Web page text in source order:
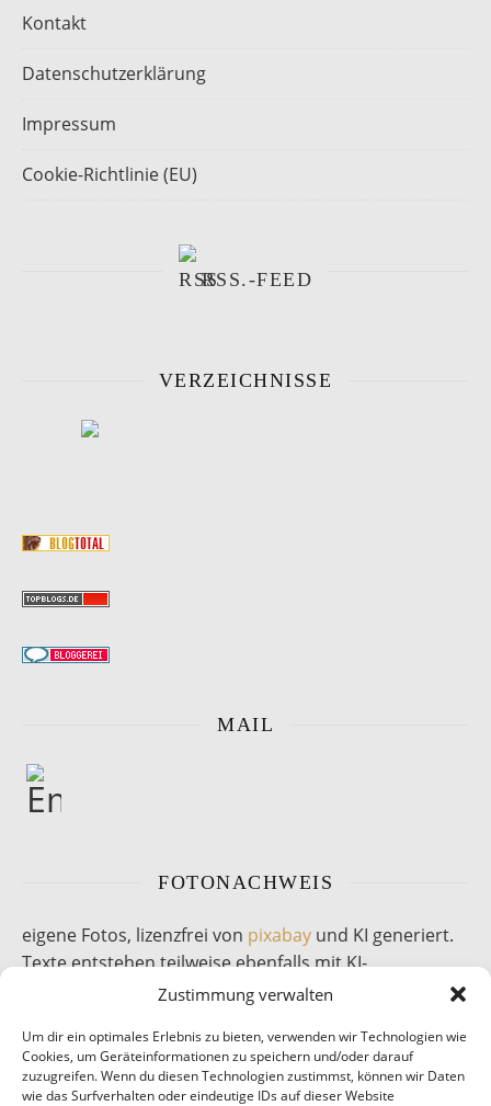
Zustimmung verwalten
Um dir ein optimales Erlebnis zu bieten, verwenden wir Technologien wie
Cookies, um Geräteinformationen zu speichern und/oder darauf
zuzugreifen. Wenn du diesen Technologien zustimmst, können wir Daten
wie das Surfverhalten oder eindeutige IDs auf dieser Website
Kontakt
Datenschutzerklärung
Impressum
Cookie-Richtlinie (EU)
RSS.-FEED
VERZEICHNISSE
MAIL
FOTONACHWEIS
eigene Fotos, lizenzfrei von pixabay und KI generiert.
Texte entstehen teilweise ebenfalls mit KI-